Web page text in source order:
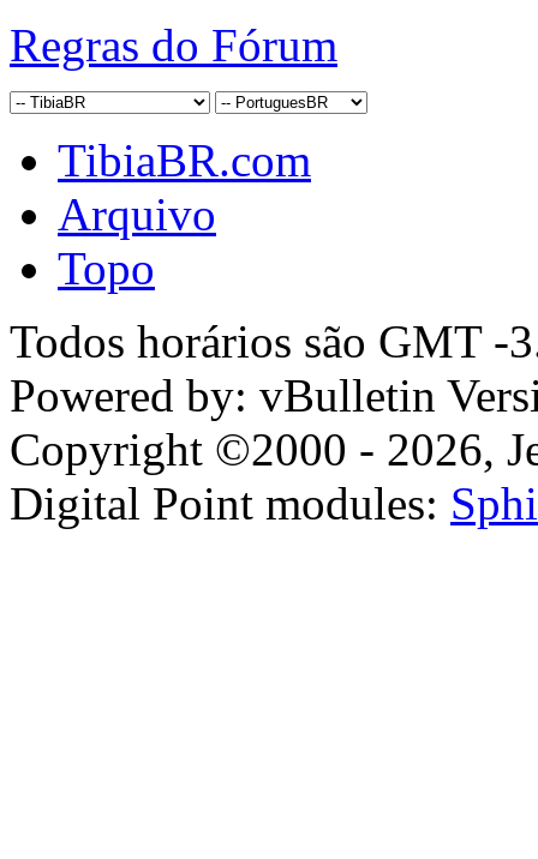
Regras do Fórum
TibiaBR.com
Arquivo
Topo
Todos horários são GMT -
Powered by: vBulletin
Copyright ©2000 - 2026,
Digital Point modules: